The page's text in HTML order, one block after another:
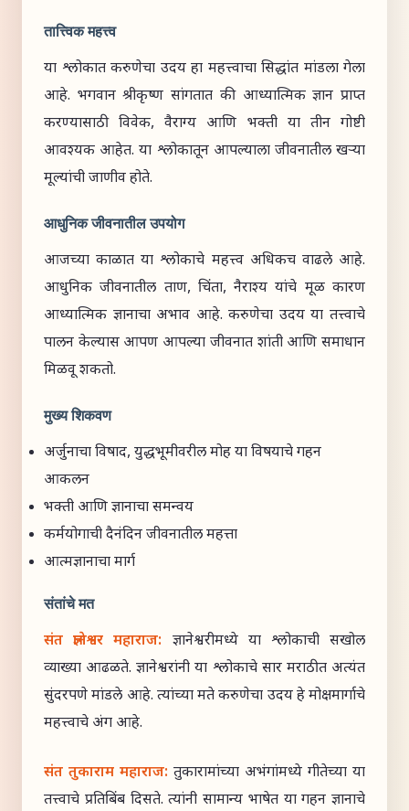
तात्त्विक महत्त्व
या श्लोकात करुणेचा उदय हा महत्त्वाचा सिद्धांत मांडला गेला
आहे. भगवान श्रीकृष्ण सांगतात की आध्यात्मिक ज्ञान प्राप्त
करण्यासाठी विवेक, वैराग्य आणि भक्ती या तीन गोष्टी
आवश्यक आहेत. या श्लोकातून आपल्याला जीवनातील खऱ्या
मूल्यांची जाणीव होते.
आधुनिक जीवनातील उपयोग
आजच्या काळात या श्लोकाचे महत्त्व अधिकच वाढले आहे.
आधुनिक जीवनातील ताण, चिंता, नैराश्य यांचे मूळ कारण
आध्यात्मिक ज्ञानाचा अभाव आहे. करुणेचा उदय या तत्त्वाचे
पालन केल्यास आपण आपल्या जीवनात शांती आणि समाधान
मिळवू शकतो.
मुख्य शिकवण
अर्जुनाचा विषाद, युद्धभूमीवरील मोह या विषयाचे गहन
आकलन
भक्ती आणि ज्ञानाचा समन्वय
कर्मयोगाची दैनंदिन जीवनातील महत्ता
आत्मज्ञानाचा मार्ग
संतांचे मत
संत ज्ञानेश्वर महाराज: ज्ञानेश्वरीमध्ये या श्लोकाची सखोल
व्याख्या आढळते. ज्ञानेश्वरांनी या श्लोकाचे सार मराठीत अत्यंत
सुंदरपणे मांडले आहे. त्यांच्या मते करुणेचा उदय हे मोक्षमार्गाचे
महत्त्वाचे अंग आहे.
संत तुकाराम महाराज: तुकारामांच्या अभंगांमध्ये गीतेच्या या
तत्त्वाचे प्रतिबिंब दिसते. त्यांनी सामान्य भाषेत या गहन ज्ञानाचे